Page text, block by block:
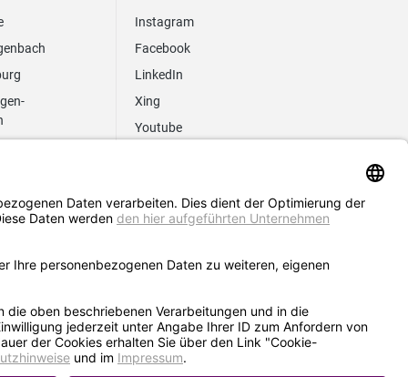
Instagram
Facebook
LinkedIn
Xing
Youtube